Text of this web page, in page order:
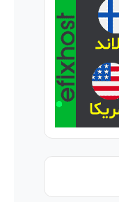
ترمیم
کننده
23 روزه
ساخت!